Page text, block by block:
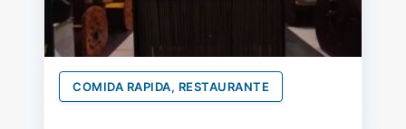
COMIDA RAPIDA, RESTAURANTE